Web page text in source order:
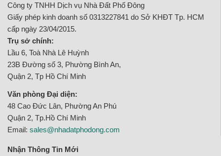
Công ty TNHH Dịch vụ Nhà Đất Phố Đông
Giấy phép kinh doanh số 0313227841 do Sở KHĐT Tp. HCM
cấp ngày 23/04/2015.
Trụ sở chính:
Lầu 6, Toà Nhà Lê Huỳnh
23B Đường số 3, Phường Bình An,
Quận 2, Tp Hồ Chí Minh
Văn phòng Đại diện:
48 Cao Đức Lân, Phường An Phú
Quận 2, Tp.Hồ Chí Minh
Email: sales@nhadatphodong.com
Nhận Thông Tin Mới